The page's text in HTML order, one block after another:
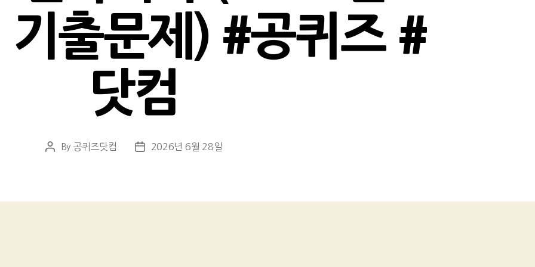
출문제) #공퀴즈 #
닷컴
Post
By 공퀴즈닷컴
Post2026년 6월 28일